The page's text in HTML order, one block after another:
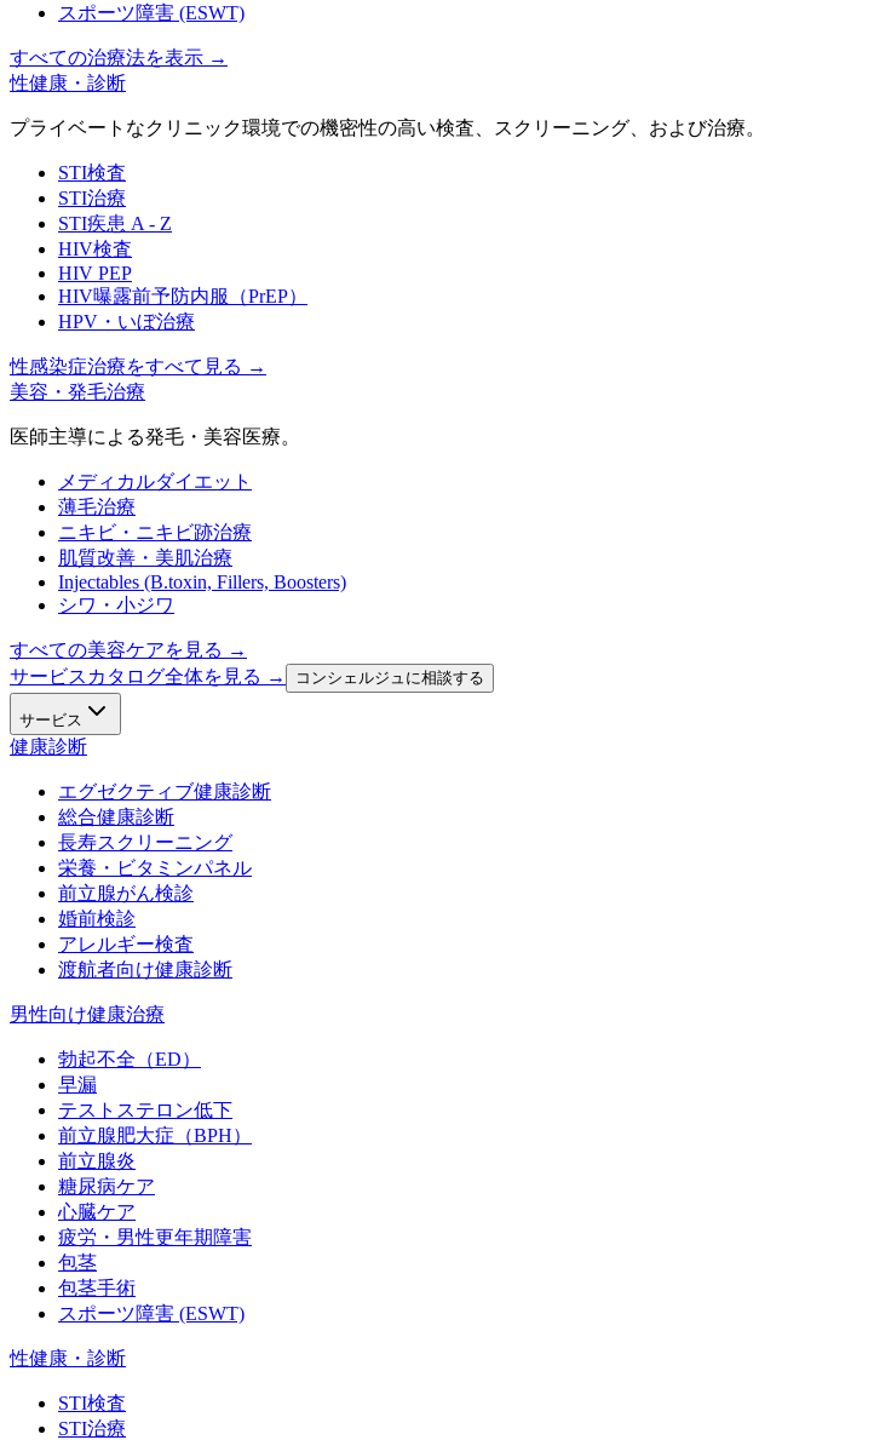
スポーツ障害 (ESWT)
すべての治療法を表示 →
性健康・診断
プライベートなクリニック環境での機密性の高い検査、スクリーニング、および治療。
STI検査
STI治療
STI疾患 A - Z
HIV検査
HIV PEP
HIV曝露前予防内服（PrEP）
HPV・いぼ治療
性感染症治療をすべて見る →
美容・発毛治療
医師主導による発毛・美容医療。
メディカルダイエット
薄毛治療
ニキビ・ニキビ跡治療
肌質改善・美肌治療
Injectables (B.toxin, Fillers, Boosters)
シワ・小ジワ
すべての美容ケアを見る →
サービスカタログ全体を見る →
コンシェルジュに相談する
サービス
健康診断
エグゼクティブ健康診断
総合健康診断
長寿スクリーニング
栄養・ビタミンパネル
前立腺がん検診
婚前検診
アレルギー検査
渡航者向け健康診断
男性向け健康治療
勃起不全（ED）
早漏
テストステロン低下
前立腺肥大症（BPH）
前立腺炎
糖尿病ケア
心臓ケア
疲労・男性更年期障害
包茎
包茎手術
スポーツ障害 (ESWT)
性健康・診断
STI検査
STI治療